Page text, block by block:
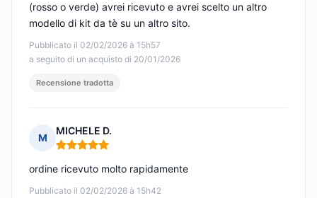
Pubblicato il 02/02/2026 à 15h57
a seguito di un acquisto di 20/01/2026
(rosso o verde) avrei ricevuto e avrei scelto un altro
modello di kit da tè su un altro sito.
Recensione tradotta
M
MICHELE D.
Nota: 5 su 5
Pubblicato il 02/02/2026 à 15h42
ordine ricevuto molto rapidamente